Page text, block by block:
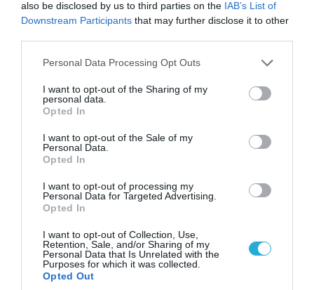
also be disclosed by us to third parties on the IAB’s List of
Downstream Participants that may further disclose it to other
Please note that this website/app uses one or more Google
not limited to your visit or usage behaviour. You may click to
grant or deny consent to Google and its third-party tags to
use your data for below specified purposes in below Google
consent section.
Personal Data Processing Opt Outs
I want to opt-out of the Sharing of my
personal data.
Opted In
I want to opt-out of the Sale of my
Personal Data.
Opted In
I want to opt-out of processing my
Personal Data for Targeted Advertising.
Opted In
I want to opt-out of Collection, Use,
Retention, Sale, and/or Sharing of my
Personal Data that Is Unrelated with the
Purposes for which it was collected.
Opted Out
06.08.2026 | 14:02
«Επιχείρηση ελεύθερα πεζοδρόμια» στην
Αθήνα: Απομακρύνθηκαν παράνομα
αντικείμενα από κοινόχρηστους χώρους